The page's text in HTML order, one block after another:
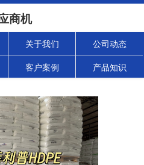
商机
关于我们 公司动态
客户案例 产品知识